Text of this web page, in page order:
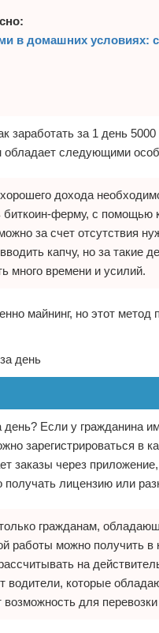
в домашних условиях:
заработать за 1 день
обладает следующими
дохода
биткоин-ферму, с помощью
за счет отсутствия
капчу, но за такие
много времени и усилий.
майнинг, но этот
день? Если у гражданина
зарегистрироваться в
заказы через
лицензию или
гражданам,
работы можно получить
на
водители, которые
для